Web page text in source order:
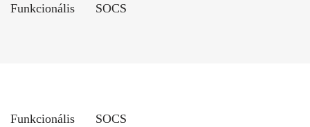
Funkcionális SOCS
Funkcionális SOCS